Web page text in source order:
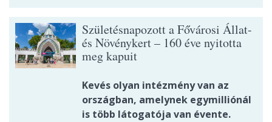
Születésnapozott a Fővárosi Állat-
és Növénykert – 160 éve nyitotta
meg kapuit
Kevés olyan intézmény van az
országban, amelynek egymilliónál
is több látogatója van évente.